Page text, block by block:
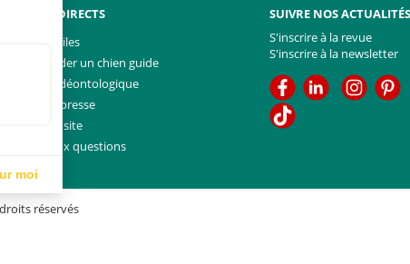
ACCÈS DIRECTS
Liens utiles
Demander un chien guide
Charte déontologique
Espace presse
Plan du site
Foire aux questions
SUIVRE NOS ACTUALITÉS
S'inscrire à la revue
S'inscrire à la newsletter
FacebookLinkedin
TikTok
réservés
moi
Options
de confidentialité, en garantissant la conformité avec les